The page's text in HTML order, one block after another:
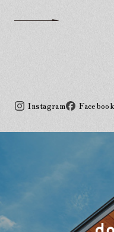
Instagram Facebook